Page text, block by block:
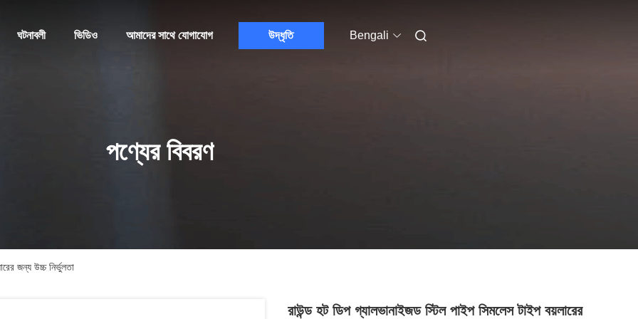
ঘটনাবলী ভিডিও আমাদের সাথে যোগাযোগ উদ্ধৃতি Bengali
পণ্যের বিবরণ
জন্য উচ্চ নির্ভুলতা
রাউন্ড হট ডিপ গ্যালভানাইজড স্টিল পাইপ সিমলেস টাইপ বয়লারের